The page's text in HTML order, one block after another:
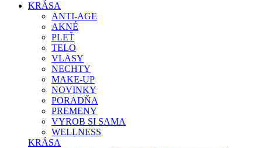
KRÁSA
ANTI-AGE
AKNÉ
PLEŤ
TELO
VLASY
NECHTY
MAKE-UP
NOVINKY
PORADŇA
PREMENY
VYROB SI SAMA
WELLNESS
KRÁSA